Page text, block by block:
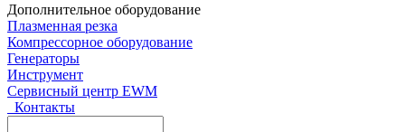
Дополнительное оборудование
Плазменная резка
Компрессорное оборудование
Генераторы
Инструмент
Сервисный центр EWM
Контакты